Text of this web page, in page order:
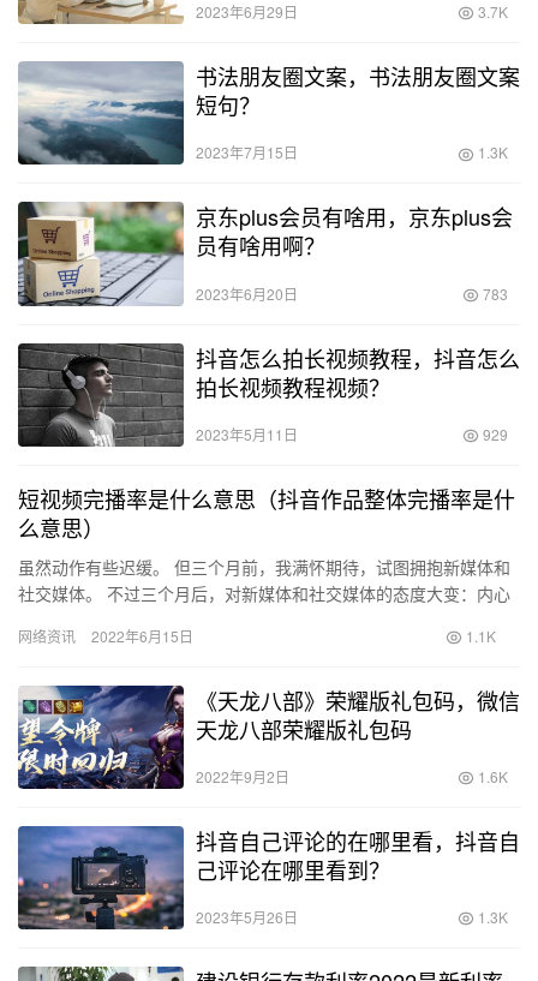
2023年6月29日 3.7K
书法朋友圈文案，书法朋友圈文案
短句？
2023年7月15日 1.3K
京东plus会员有啥用，京东plus会
员有啥用啊？
2023年6月20日 783
抖音怎么拍长视频教程，抖音怎么
拍长视频教程视频？
2023年5月11日 929
短视频完播率是什么意思（抖音作品整体完播率是什
么意思）
虽然动作有些迟缓。 但三个月前，我满怀期待，试图拥抱新媒体和
社交媒体。 不过三个月后，对新媒体和社交媒体的态度大变：内心
网络资讯 2022年6月15日 1.1K
《天龙八部》荣耀版礼包码，微信
天龙八部荣耀版礼包码
2022年9月2日 1.6K
抖音自己评论的在哪里看，抖音自
己评论在哪里看到？
2023年5月26日 1.3K